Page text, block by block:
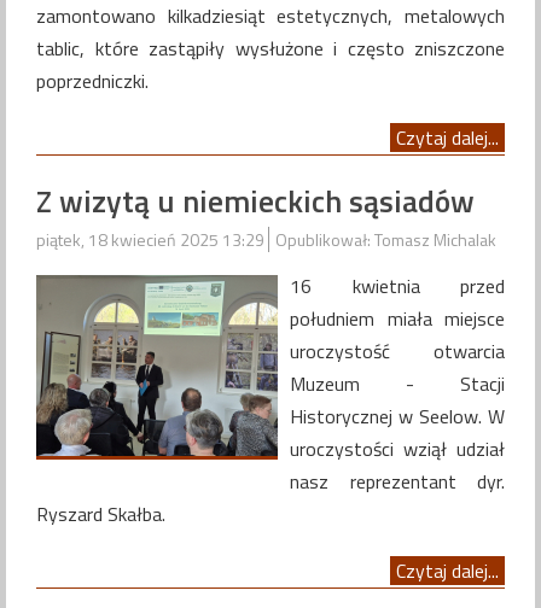
zamontowano kilkadziesiąt estetycznych, metalowych
tablic, które zastąpiły wysłużone i często zniszczone
poprzedniczki.
Czytaj dalej...
Z wizytą u niemieckich sąsiadów
piątek, 18 kwiecień 2025 13:29 Opublikował: Tomasz Michalak
16 kwietnia przed
południem miała miejsce
uroczystość otwarcia
Muzeum - Stacji
Historycznej w Seelow. W
uroczystości wziął udział
nasz reprezentant dyr.
Ryszard Skałba.
Czytaj dalej...